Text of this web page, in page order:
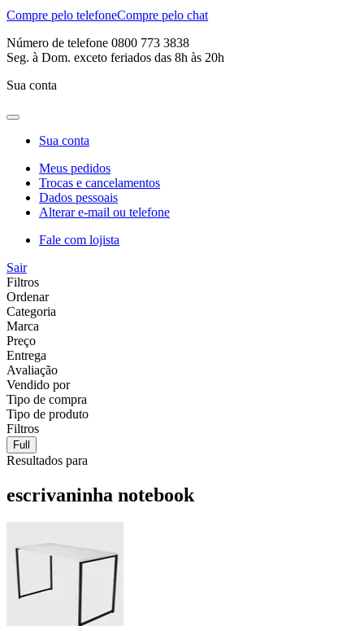
Compre pelo telefoneCompre pelo chat
Número de telefone 0800 773 3838
Seg. à Dom. exceto feriados das 8h às 20h
Sua conta
Sua conta
Meus pedidos
Trocas e cancelamentos
Dados pessoais
Alterar e-mail ou telefone
Fale com lojista
Sair
Filtros
Ordenar
Categoria
Marca
Preço
Entrega
Avaliação
Vendido por
Tipo de compra
Tipo de produto
Filtros
Full
Resultados para
escrivaninha notebook